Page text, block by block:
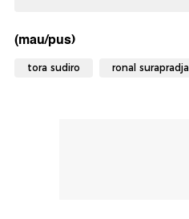
(mau/pus)
tora sudiro ronal surapradja